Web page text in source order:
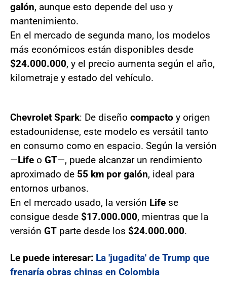
galón, aunque esto depende del uso y
mantenimiento.
En el mercado de segunda mano, los modelos
más económicos están disponibles desde
$24.000.000, y el precio aumenta según el año,
kilometraje y estado del vehículo.
Chevrolet Spark: De diseño compacto y origen
estadounidense, este modelo es versátil tanto
en consumo como en espacio. Según la versión
—Life o GT—, puede alcanzar un rendimiento
aproximado de 55 km por galón, ideal para
entornos urbanos.
En el mercado usado, la versión Life se
consigue desde $17.000.000, mientras que la
versión GT parte desde los $24.000.000.
Le puede interesar: La 'jugadita' de Trump que
frenaría obras chinas en Colombia